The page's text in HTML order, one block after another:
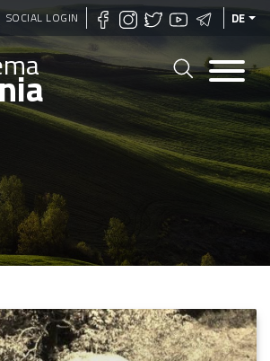
Direkt
zum
Inhalt
SOCIAL LOGIN DE